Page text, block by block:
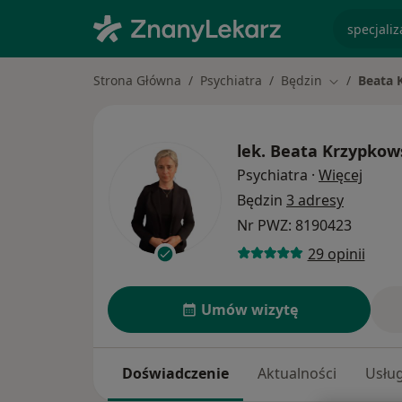
Strona Główna Psychiatra Będzin ZmieńBeata
lek. Beata
Psychiatra · Więcej
Będzin 3 adresy
Nr PWZ: 8190423
29 opinii
Umów wizytę
Doświadczenie Aktualności